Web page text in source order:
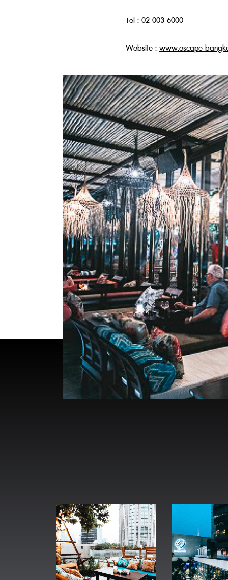
Tel : 02-003-6000
Website : www.escape-